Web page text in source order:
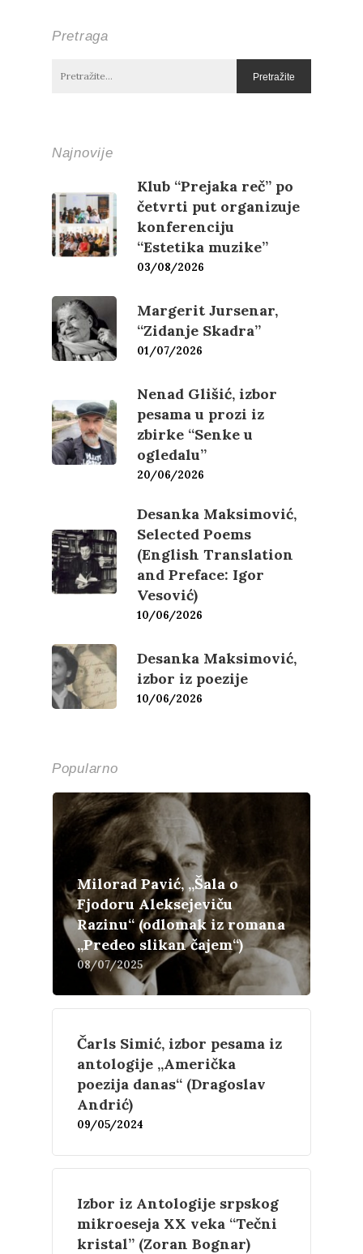
Pretraga
Najnovije
Klub “Prejaka reč” po
četvrti put organizuje
konferenciju
“Estetika muzike”
03/08/2026
Margerit Jursenar,
“Zidanje Skadra”
01/07/2026
Nenad Glišić, izbor
pesama u prozi iz
zbirke “Senke u
ogledalu”
20/06/2026
Desanka Maksimović,
Selected Poems
(English Translation
and Preface: Igor
Vesović)
10/06/2026
Desanka Maksimović,
izbor iz poezije
10/06/2026
Popularno
Milorad Pavić, „Šala o
Fjodoru Aleksejeviču
Razinu“ (odlomak iz romana
„Predeo slikan čajem“)
08/07/2025
Čarls Simić, izbor pesama iz
antologije „Američka
poezija danas“ (Dragoslav
Andrić)
09/05/2024
Izbor iz Antologije srpskog
mikroeseja XX veka “Tečni
kristal” (Zoran Bognar)